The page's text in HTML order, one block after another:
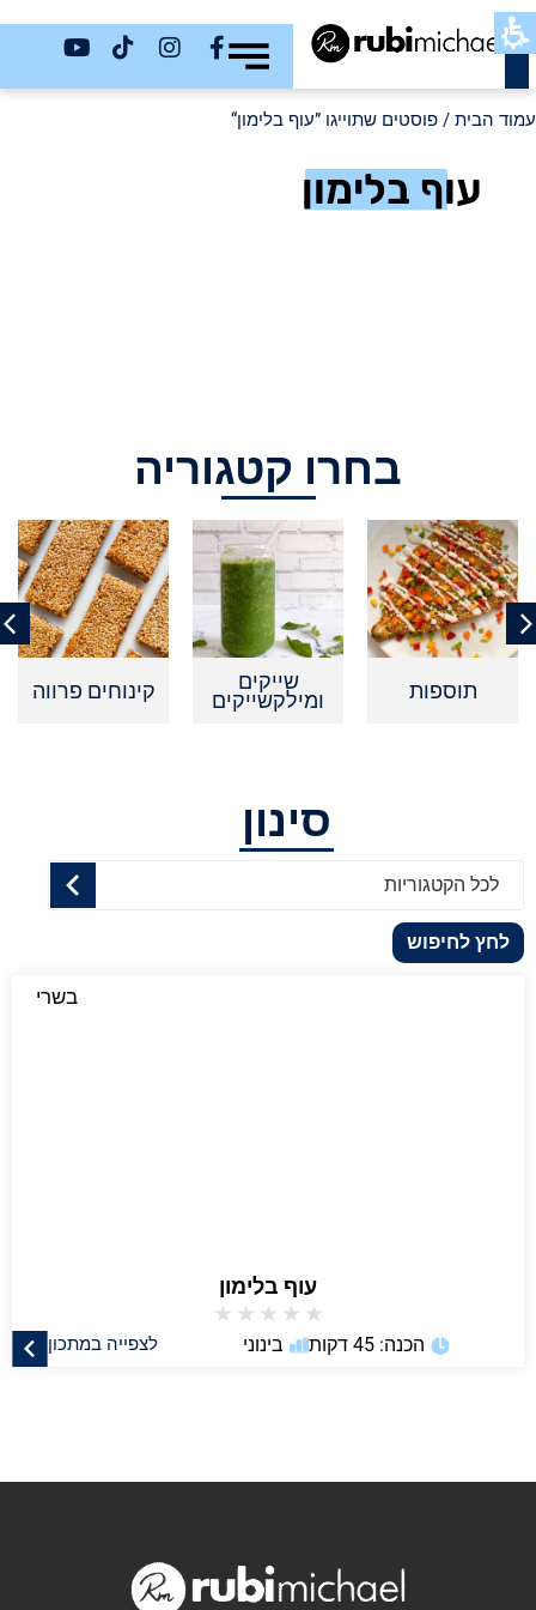
כשר
עמוד הבית / פוסטים שתוייגו ”עוף בלימון“
עוף בלימון
בחרו קטגוריה
תוספות שייקים
ומילקשייקים קינוחים פרווה
סינון
לכל הקטגוריות
לחץ לחיפוש
בשרי
עוף בלימון
★
★
★
★
★
לצפייה במתכון הכנה: 45 דקות בינוני